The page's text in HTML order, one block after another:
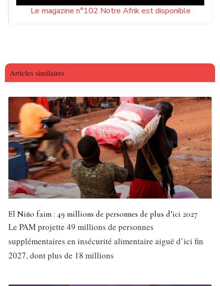
Le magazine n°102 Notre Afrik est disponible
Articles similaires
El Niño faim : 49 millions de personnes de plus d’ici 2027
Le PAM projette 49 millions de personnes
supplémentaires en insécurité alimentaire aiguë d’ici fin
2027, dont plus de 18 millions